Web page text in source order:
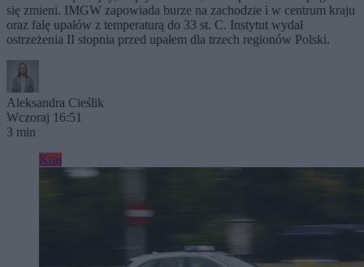
się zmieni. IMGW zapowiada burze na zachodzie i w centrum kraju
oraz falę upałów z temperaturą do 33 st. C. Instytut wydał
ostrzeżenia II stopnia przed upałem dla trzech regionów Polski.
Aleksandra Cieślik
Wczoraj 16:51
3 min
Kraj